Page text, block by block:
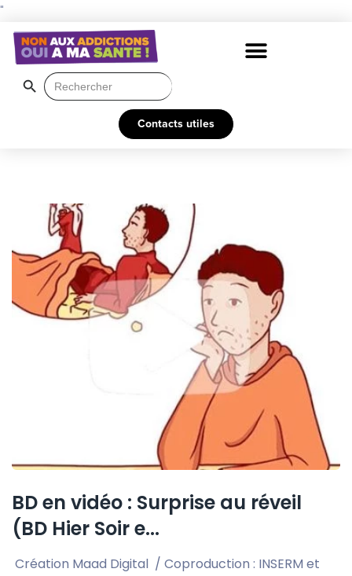
"
Search
for:
Search Button
Contacts utiles
BD en vidéo : Surprise au réveil
(BD Hier Soir e...
Création Maad Digital / Coproduction : INSERM et